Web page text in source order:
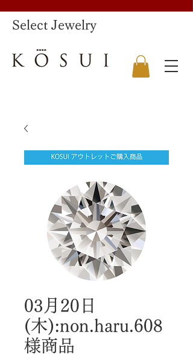
​Select Jewelry
03月20日
(木):non.haru.608
様商品